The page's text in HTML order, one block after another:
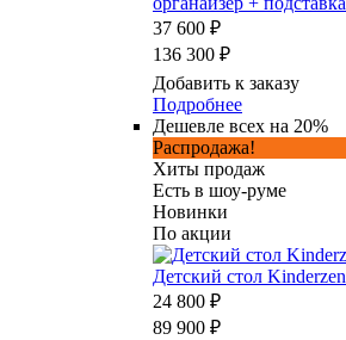
37 600 ₽
136 300 ₽
Добавить к заказу
Подробнее
Дешевле всех на 20%
Распродажа!
Хиты продаж
Есть в шоу-руме
Новинки
По акции
Детский стол
24 800 ₽
89 900 ₽